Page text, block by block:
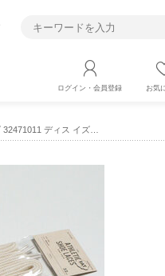
ログイン・会員登録 お気
ディス イズ…